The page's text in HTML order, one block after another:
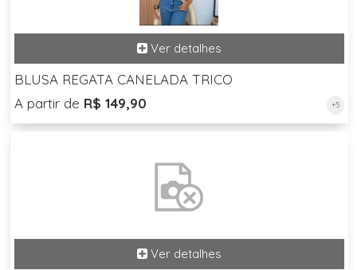
BLUSA REGATA CANELADA TRICO
A partir de R$ 149,90 +5